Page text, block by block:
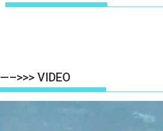
—–>>> VIDEO